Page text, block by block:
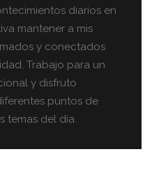
diarios en
mantener a mis
y conectados
Trabajo para un
y disfruto
puntos de
temas del día.